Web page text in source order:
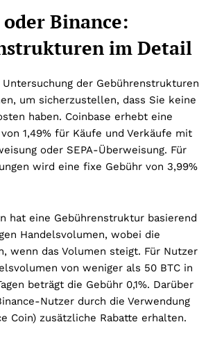
oder Binance:
im Detail
der Gebührenstrukturen
um sicherzustellen, dass Sie keine
haben. Coinbase erhebt eine
1,49% für Käufe und Verkäufe mit
oder SEPA-Überweisung. Für
wird eine fixe Gebühr von 3,99%
hat eine Gebührenstruktur basierend
Handelsvolumen, wobei die
wenn das Volumen steigt. Für Nutzer
von weniger als 50 BTC in
beträgt die Gebühr 0,1%. Darüber
Nutzer durch die Verwendung
Coin) zusätzliche Rabatte erhalten.